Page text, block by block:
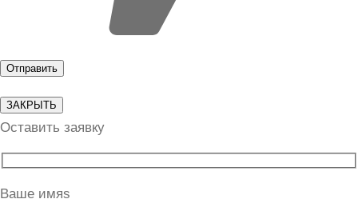
ЗАКРЫТЬ
Оставить заявку
Ваше имяs